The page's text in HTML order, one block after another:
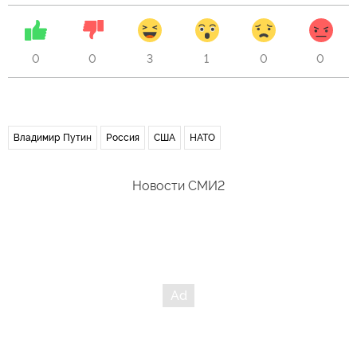
0 0 3 1 0 0
Владимир Путин Россия США НАТО
Новости СМИ2